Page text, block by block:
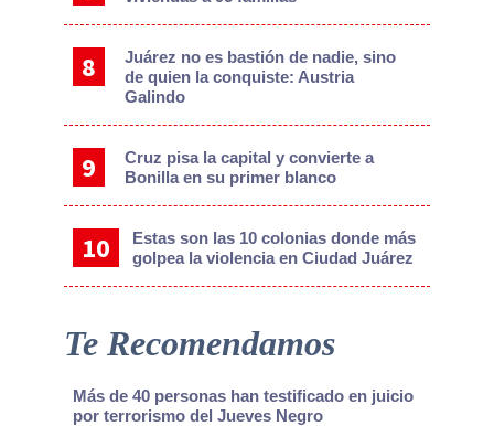
Juárez no es bastión de nadie, sino
de quien la conquiste: Austria
Galindo
Cruz pisa la capital y convierte a
Bonilla en su primer blanco
Estas son las 10 colonias donde más
golpea la violencia en Ciudad Juárez
Te Recomendamos
Más de 40 personas han testificado en juicio
por terrorismo del Jueves Negro